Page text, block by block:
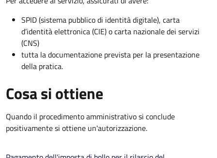
SPID (sistema pubblico di identità digitale), carta
d’identità elettronica (CIE) o carta nazionale dei servizi
(CNS)
tutta la documentazione prevista per la presentazione
della pratica.
Cosa si ottiene
Quando il procedimento amministrativo si conclude
positivamente si ottiene un'autorizzazione.